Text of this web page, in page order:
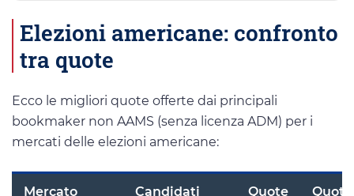
Elezioni americane: confronto
tra quote
Ecco le migliori quote offerte dai principali
bookmaker non AAMS (senza licenza ADM) per i
mercati delle elezioni americane:
Mercato Candidati
Quote
Quote